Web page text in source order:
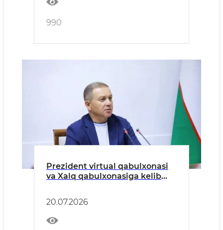
990
Prezident virtual qabulxonasi
va Xalq qabulxonasiga kelib
20.07.2026